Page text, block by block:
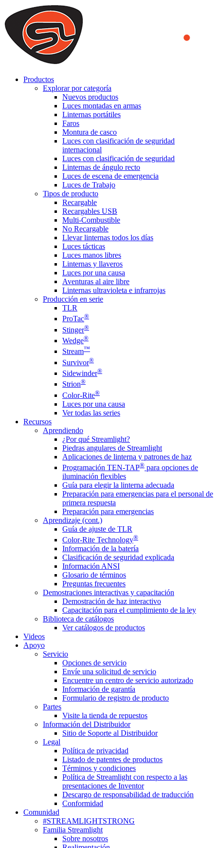
We use cookies to ensure that we provide you the best experience
on our website. By continuing to browse this website, you accept
that cookies are used to help us analyze how the website is used and
to offer you a better experience. To learn more or to find out how
you can disable cookies, you can access our
Productos
Explorar por categoría
Nuevos productos
Luces montadas en armas
Linternas portátiles
Faros
Montura de casco
Luces con clasificación de seguridad
internacional
Luces con clasificación de seguridad
Linternas de ángulo recto
Luces de escena de emergencia
Luces de Trabajo
Tipos de producto
Recargable
Recargables USB
Multi-Combustible
No Recargable
Llevar linternas todos los días
Luces tácticas
Luces manos libres
Linternas y llaveros
Luces por una causa
Aventuras al aire libre
Linternas ultravioleta e infrarrojas
Producción en serie
TLR
ProTac®
Stinger®
Wedge®
Stream™
Survivor®
Sidewinder®
Strion®
Color-Rite®
Luces por una causa
Ver todas las series
Recursos
Aprendiendo
¿Por qué Streamlight?
Piedras angulares de Streamlight
Aplicaciones de linterna y patrones de haz
Programación TEN-TAP® para opciones de
iluminación flexibles
Guía para elegir la linterna adecuada
Preparación para emergencias para el personal de
primera respuesta
Preparación para emergencias
Aprendizaje (cont.)
Guía de ajuste de TLR
Color-Rite Technology®
Información de la batería
Clasificación de seguridad explicada
Información ANSI
Glosario de términos
Preguntas frecuentes
Demostraciones interactivas y capacitación
Demostración de haz interactivo
Capacitación para el cumplimiento de la ley
Biblioteca de catálogos
Ver catálogos de productos
Videos
Apoyo
Servicio
Opciones de servicio
Envíe una solicitud de servicio
Encuentre un centro de servicio autorizado
Información de garantía
Formulario de registro de producto
Partes
Visite la tienda de repuestos
Información del Distribuidor
Sitio de Soporte al Distribuidor
Legal
Política de privacidad
Listado de patentes de productos
Términos y condiciones
Política de Streamlight con respecto a las
presentaciones de Inventor
Descargo de responsabilidad de traducción
Conformidad
Comunidad
#STREAMLIGHTSTRONG
Familia Streamlight
Sobre nosotros